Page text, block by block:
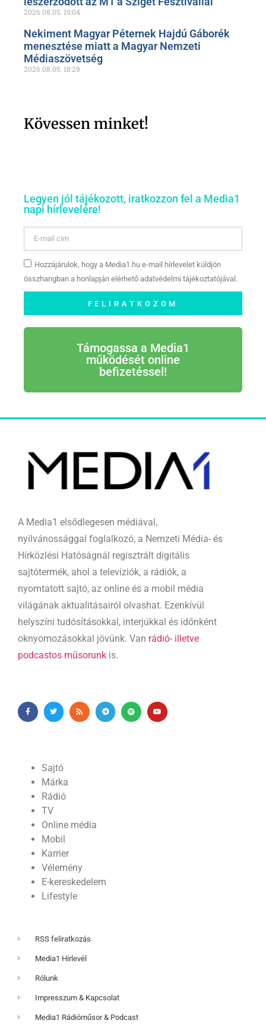
2026.08.05. 19:04
Nekiment Magyar Péternek Hajdú Gáborék
menesztése miatt a Magyar Nemzeti
Médiaszövetség
2026.08.05. 18:29
Kövessen minket!
Legyen jól tájékozott, iratkozzon fel a Media1
napi hírlevelére!
Hozzájárulok, hogy a Media1.hu e-mail hírlevelet küldjön
összhangban a honlapján elérhető adatvédelmi tájékoztatójával.
FELIRATKOZOM
Támogassa a Media1
működését online
befizetéssel!
A Media1 elsődlegesen médiával,
nyilvánossággal foglalkozó, a Nemzeti Média- és
Hírközlési Hatóságnál regisztrált digitális
sajtótermék, ahol a televíziók, a rádiók, a
nyomtatott sajtó, az online és a mobil média
világának aktualitásairól olvashat. Ezenkívül
helyszíni tudósításokkal, interjúkkal és időnként
oknyomozásokkal jövünk. Van rádió- illetve
podcastos műsorunk is.
Sajtó
Márka
Rádió
TV
Online média
Mobil
Karrier
Vélemény
E-kereskedelem
Lifestyle
RSS feliratkozás
Media1 Hírlevél
Rólunk
Impresszum & Kapcsolat
Media1 Rádióműsor & Podcast